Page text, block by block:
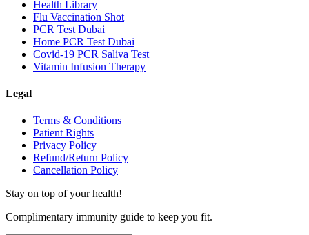
Health Library
Flu Vaccination Shot
PCR Test Dubai
Home PCR Test Dubai
Covid-19 PCR Saliva Test
Vitamin Infusion Therapy
Legal
Terms & Conditions
Patient Rights
Privacy Policy
Refund/Return Policy
Cancellation Policy
Stay on top of your health!
Complimentary immunity guide to keep you fit.